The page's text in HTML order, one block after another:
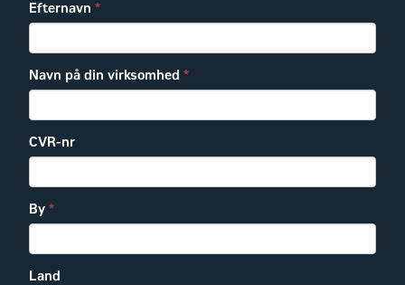
Efternavn*
Navn på din virksomhed*
CVR-nr
By*
Land